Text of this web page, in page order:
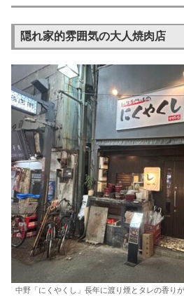
隠れ家的雰囲気の大人焼肉店
中野「にくやくし」長年に渡り煙とタレの香り